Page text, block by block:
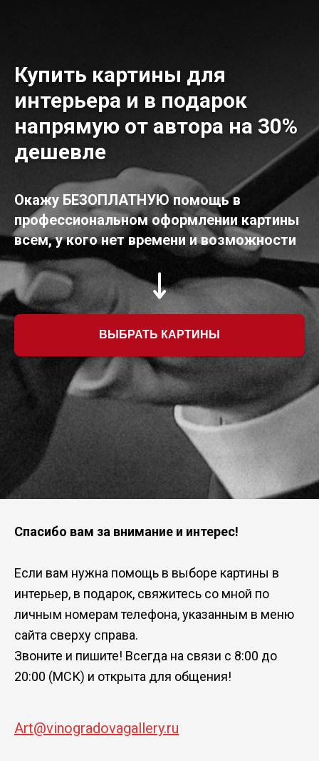
Купить картины для
интерьера и в подарок
напрямую от автора на 30%
дешевле
Окажу БЕЗОПЛАТНУЮ помощь в
профессиональном оформлении картины
всем, у кого нет времени и возможности
ВЫБРАТЬ КАРТИНЫ
Спасибо вам за внимание и интерес!
Если вам нужна помощь в выборе картины в
интерьер, в подарок, свяжитесь со мной по
личным номерам телефона, указанным в меню
сайта сверху справа.
Звоните и пишите! Всегда на связи с 8:00 до
20:00 (МСК) и открыта для общения!
Art@vinogradovagallery.ru